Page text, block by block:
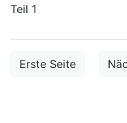
Teil 1
Erste Seite